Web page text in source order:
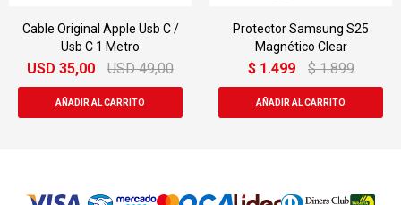
Cable Original Apple Usb C /
Usb C 1 Metro
USD 35,00 USD 49,00
Protector Samsung S25
Magnético Clear
$ 1.499 $ 1.899